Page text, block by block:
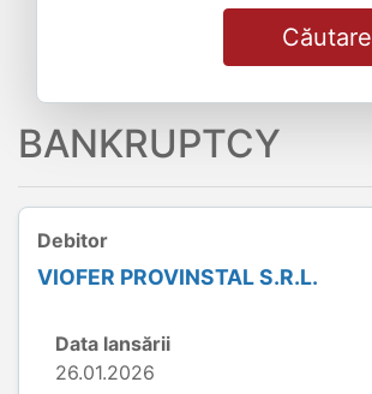
Căutare
BANKRUPTCY
Debitor
VIOFER PROVINSTAL S.R.L.
Data lansării
26.01.2026